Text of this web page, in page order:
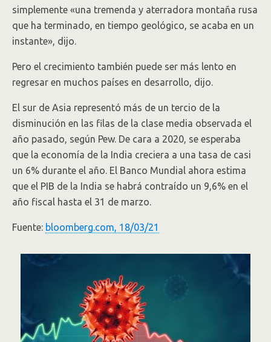
simplemente «una tremenda y aterradora montaña rusa
que ha terminado, en tiempo geológico, se acaba en un
instante», dijo.
Pero el crecimiento también puede ser más lento en
regresar en muchos países en desarrollo, dijo.
El sur de Asia representó más de un tercio de la
disminución en las filas de la clase media observada el
año pasado, según Pew. De cara a 2020, se esperaba
que la economía de la India creciera a una tasa de casi
un 6% durante el año. El Banco Mundial ahora estima
que el PIB de la India se habrá contraído un 9,6% en el
año fiscal hasta el 31 de marzo.
Fuente: bloomberg.com, 18/03/21